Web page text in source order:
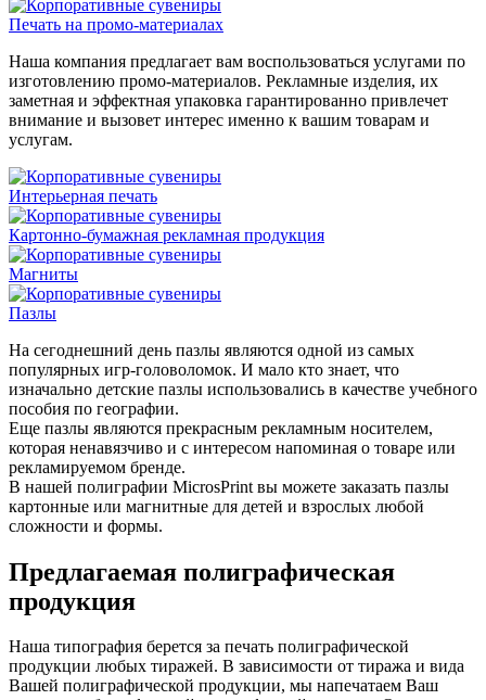
Печать на промо-материалах
Наша компания предлагает вам воспользоваться услугами по
изготовлению промо-материалов. Рекламные изделия, их
заметная и эффектная упаковка гарантированно привлечет
внимание и вызовет интерес именно к вашим товарам и
услугам.
Интерьерная печать
Картонно-бумажная рекламная продукция
Магниты
Пазлы
На сегоднешний день пазлы являются одной из самых
популярных игр-головоломок. И мало кто знает, что
изначально детские пазлы использовались в качестве учебного
пособия по географии.
Еще пазлы являются прекрасным рекламным носителем,
которая ненавязчиво и с интересом напоминая о товаре или
рекламируемом бренде.
В нашей полиграфии MicrosPrint вы можете заказать пазлы
картонные или магнитные для детей и взрослых любой
сложности и формы.
Предлагаемая полиграфическая
продукция
Наша типография берется за печать полиграфической
продукции любых тиражей. В зависимости от тиража и вида
Вашей полиграфической продукции, мы напечатаем Ваш